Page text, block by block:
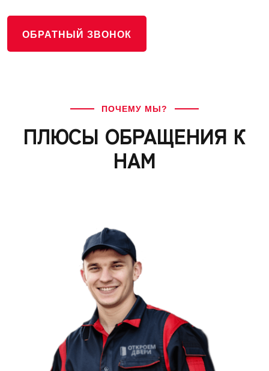
ОБРАТНЫЙ ЗВОНОК
ПОЧЕМУ МЫ?
ПЛЮСЫ ОБРАЩЕНИЯ К
НАМ